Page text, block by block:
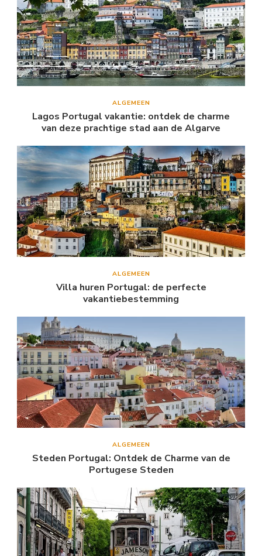
ALGEMEEN
Lagos Portugal vakantie: ontdek de charme
van deze prachtige stad aan de Algarve
ALGEMEEN
Villa huren Portugal: de perfecte
vakantiebestemming
ALGEMEEN
Steden Portugal: Ontdek de Charme van de
Portugese Steden